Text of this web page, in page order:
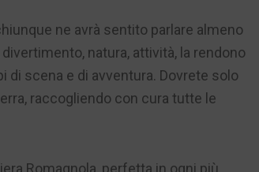
ne avrà sentito parlare almeno
natura, attività, la rendono
di scena e di avventura. Dovrete solo
raccogliendo con cura tutte le
Romagnola, perfetta in ogni più